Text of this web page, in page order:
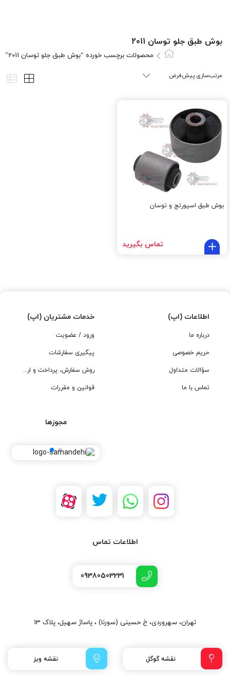
بوش طبق جلو توسان 2011
محصولات برچسب خورده “بوش طبق جلو توسان 2011”
بوش طبق اسپورتج و توسان
تماس بگیرید
اطلاعات (اپ)
درباره ما
حریم خصوصی
سؤالات متداول
تماس با ما
خدمات مشتریان (اپ)
ورود / عضویت
پیگیری سفارشات
روش سفارش، پرداخت و ارسال
قوانین و مقررات
مجوزها
اطلاعات تماس
09380503231
تهران، سهروردی، خ حسینی (سورنا) ، پاساژ سهیل، پلاک 13
نقشه گوگل نقشه ویز